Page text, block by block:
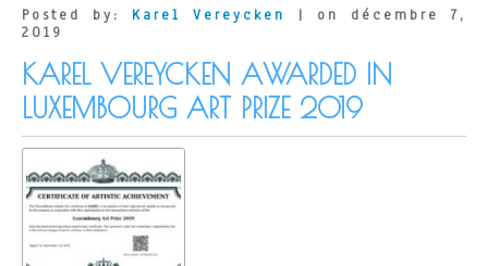
Posted by: Karel Vereycken
| on décembre 7,
2019
KAREL VEREYCKEN AWARDED IN
LUXEMBOURG ART PRIZE 2019